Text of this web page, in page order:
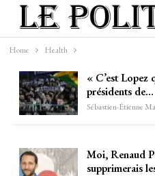
Home Health
« C’est Lopez
présidents de…
Moi, Renaud
supprimerais